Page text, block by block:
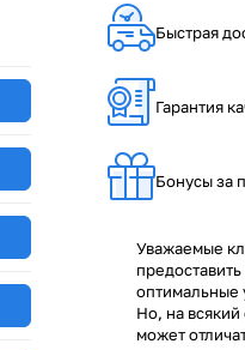
Быстрая
Гарантия
Бонусы за
Уважаемые
оптимальные
Но, на
может